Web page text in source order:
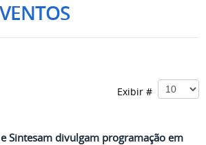
Exibir #
Sintesam divulgam programação em